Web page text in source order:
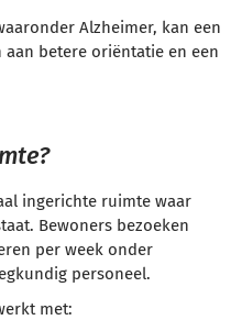
Alzheimer, kan een
betere oriëntatie en een
ingerichte ruimte waar
Bewoners bezoeken
per week onder
personeel.
met: